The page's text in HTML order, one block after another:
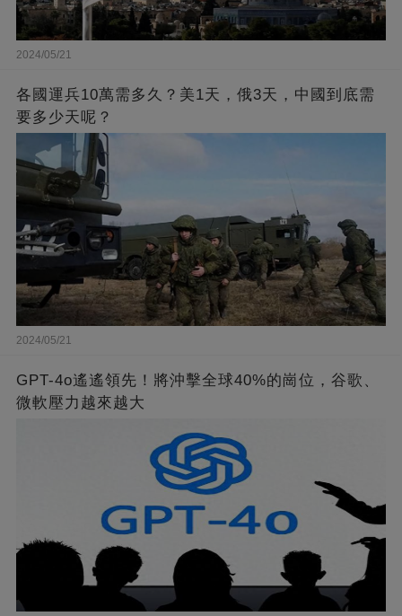
2024/05/21
各國運兵10萬需多久？美1天，俄3天，中國到底需
要多少天呢？
2024/05/21
GPT-4o遙遙領先！將沖擊全球40%的崗位，谷歌、
微軟壓力越來越大